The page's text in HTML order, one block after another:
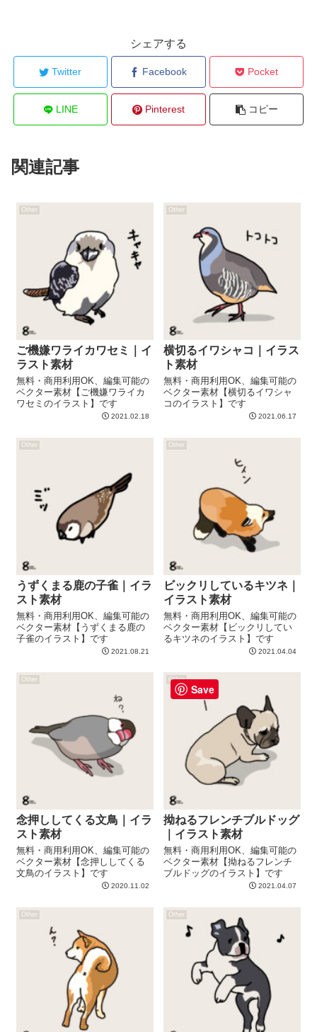
シェアする
Twitter Facebook Pocket
LINE Pinterest コピー
関連記事
Other
ご機嫌ワライカワセミ｜イ
ラスト素材
無料・商用利用OK、編集可能の
ベクター素材【ご機嫌ワライカ
ワセミのイラスト】です
2021.02.18
Other
横切るイワシャコ｜イラス
ト素材
無料・商用利用OK、編集可能の
ベクター素材【横切るイワシャ
コのイラスト】です
2021.06.17
Other
うずくまる鹿の子雀｜イラ
スト素材
無料・商用利用OK、編集可能の
ベクター素材【うずくまる鹿の
子雀のイラスト】です
2021.08.21
Other
ビックリしているキツネ｜
イラスト素材
無料・商用利用OK、編集可能の
ベクター素材【ビックリしてい
るキツネのイラスト】です
2021.04.04
Other
念押ししてくる文鳥｜イラ
スト素材
無料・商用利用OK、編集可能の
ベクター素材【念押ししてくる
文鳥のイラスト】です
2020.11.02
Other
拗ねるフレンチブルドッグ
｜イラスト素材
無料・商用利用OK、編集可能の
ベクター素材【拗ねるフレンチ
ブルドッグのイラスト】です
2021.04.07
Other Other
Save